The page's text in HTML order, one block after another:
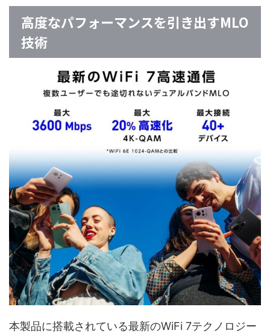
高度なパフォーマンスを引き出すMLO
技術
本製品に搭載されている最新のWiFi 7テクノロジー